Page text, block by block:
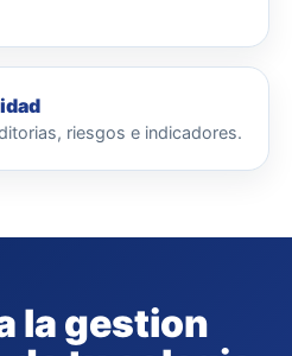
riesgos e indicadores.
la gestion